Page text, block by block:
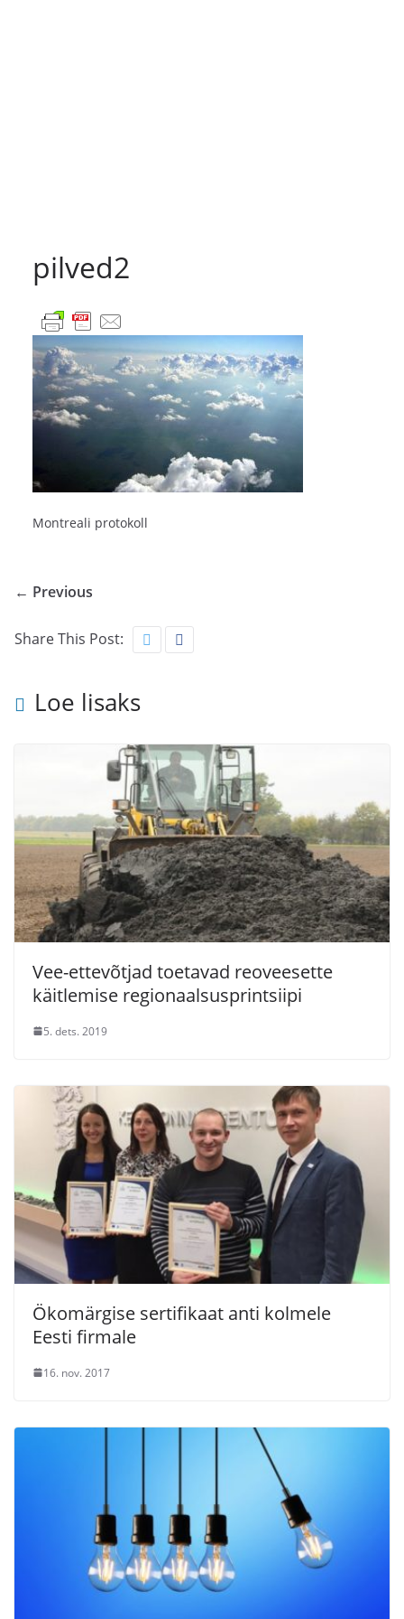
pilved2
Montreali protokoll
← Previous
Share This Post:
Loe lisaks
Vee-ettevõtjad toetavad reoveesette
käitlemise regionaalsusprintsiipi
5. dets. 2019
Ökomärgise sertifikaat anti kolmele
Eesti firmale
16. nov. 2017